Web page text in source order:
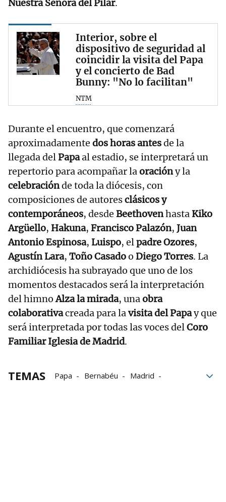
Nuestra Señora del Pilar.
Interior, sobre el
dispositivo de seguridad al
coincidir la visita del Papa
y el concierto de Bad
Bunny: "No lo facilitan"
NTM
Durante el encuentro, que comenzará
aproximadamente dos horas antesde la
llegada delPapaal estadio, se interpretará un
repertorio para acompañar laoracióny la
celebraciónde toda la diócesis, con
composiciones de autoresclásicos y
contemporáneos, desde BeethovenhastaKiko
Argüello, Hakuna, Francisco Palazón, Juan
Antonio Espinosa, Luispo, elpadre Ozores,
Agustín Lara, Toño Casadoo Diego Torres. La
archidiócesis ha subrayado que uno de los
momentos destacados será la interpretación
del himnoAlza la mirada, unaobra
colaborativacreada para lavisita del Papay que
será interpretada por todas las voces delCoro
Familiar Iglesia de Madrid.
TEMAS Papa Bernabéu
Madrid